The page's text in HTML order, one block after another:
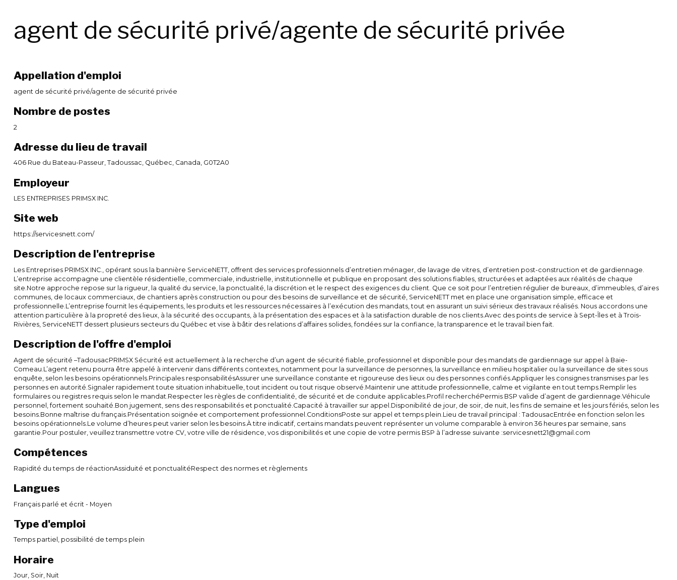
agent de sécurité privé/agente de sécurité privée
Appellation d'emploi
agent de sécurité privé/agente de sécurité privée
Nombre de postes
2
Adresse du lieu de travail
406 Rue du Bateau-Passeur, Tadoussac, Québec, Canada, G0T2A0
Employeur
LES ENTREPRISES PRIMSX INC.
Site web
https://servicesnett.com/
Description de l'entreprise
Les Entreprises PRIMSX INC., opérant sous la bannière ServiceNETT, offrent des services professionnels d’entretien ménager, de lavage de vitres, d’entretien post-construction et de gardiennage.
L’entreprise accompagne une clientèle résidentielle, commerciale, industrielle, institutionnelle et publique en proposant des solutions fiables, structurées et adaptées aux réalités de chaque
site.Notre approche repose sur la rigueur, la qualité du service, la ponctualité, la discrétion et le respect des exigences du client. Que ce soit pour l’entretien régulier de bureaux, d’immeubles, d’aires
communes, de locaux commerciaux, de chantiers après construction ou pour des besoins de surveillance et de sécurité, ServiceNETT met en place une organisation simple, efficace et
professionnelle.L’entreprise fournit les équipements, les produits et les ressources nécessaires à l’exécution des mandats, tout en assurant un suivi sérieux des travaux réalisés. Nous accordons une
attention particulière à la propreté des lieux, à la sécurité des occupants, à la présentation des espaces et à la satisfaction durable de nos clients.Avec des points de service à Sept-Îles et à Trois-
Rivières, ServiceNETT dessert plusieurs secteurs du Québec et vise à bâtir des relations d’affaires solides, fondées sur la confiance, la transparence et le travail bien fait.
Description de l'offre d'emploi
Agent de sécurité –TadousacPRIMSX Sécurité est actuellement à la recherche d’un agent de sécurité fiable, professionnel et disponible pour des mandats de gardiennage sur appel à Baie-
Comeau.L’agent retenu pourra être appelé à intervenir dans différents contextes, notamment pour la surveillance de personnes, la surveillance en milieu hospitalier ou la surveillance de sites sous
enquête, selon les besoins opérationnels.Principales responsabilitésAssurer une surveillance constante et rigoureuse des lieux ou des personnes confiés.Appliquer les consignes transmises par les
personnes en autorité.Signaler rapidement toute situation inhabituelle, tout incident ou tout risque observé.Maintenir une attitude professionnelle, calme et vigilante en tout temps.Remplir les
formulaires ou registres requis selon le mandat.Respecter les règles de confidentialité, de sécurité et de conduite applicables.Profil recherchéPermis BSP valide d’agent de gardiennage.Véhicule
personnel, fortement souhaité.Bon jugement, sens des responsabilités et ponctualité.Capacité à travailler sur appel.Disponibilité de jour, de soir, de nuit, les fins de semaine et les jours fériés, selon les
besoins.Bonne maîtrise du français.Présentation soignée et comportement professionnel.ConditionsPoste sur appel et temps plein.Lieu de travail principal : TadousacEntrée en fonction selon les
besoins opérationnels.Le volume d’heures peut varier selon les besoins.À titre indicatif, certains mandats peuvent représenter un volume comparable à environ 36 heures par semaine, sans
garantie.Pour postuler, veuillez transmettre votre CV, votre ville de résidence, vos disponibilités et une copie de votre permis BSP à l’adresse suivante :servicesnett21@gmail.com
Compétences
Rapidité du temps de réactionAssiduité et ponctualitéRespect des normes et règlements
Langues
Français parlé et écrit - Moyen
Type d'emploi
Temps partiel, possibilité de temps plein
Horaire
Jour, Soir, Nuit